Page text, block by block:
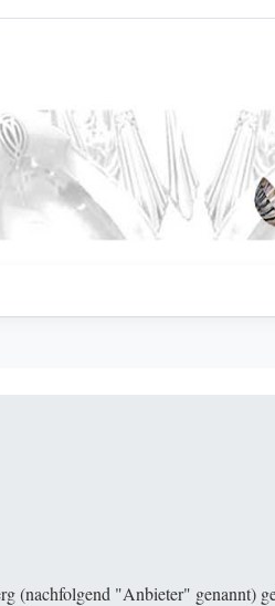
(nachfolgend "Anbieter" genannt)